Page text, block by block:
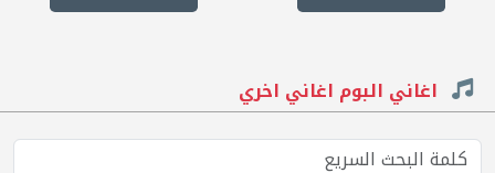
اغاني البوم اغاني اخري